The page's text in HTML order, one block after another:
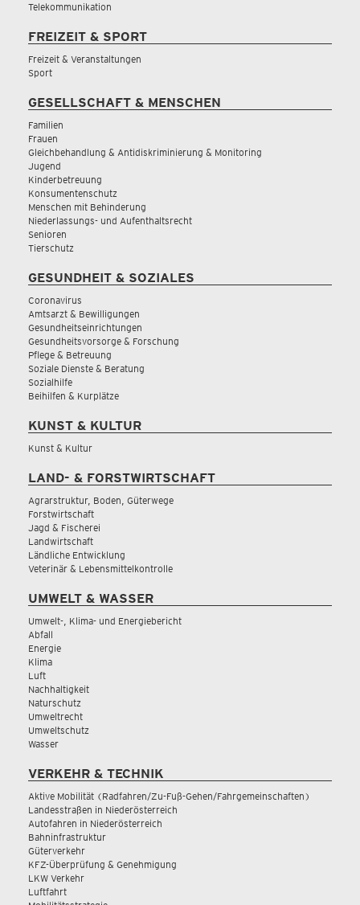
Telekommunikation
FREIZEIT & SPORT
Freizeit & Veranstaltungen
Sport
GESELLSCHAFT & MENSCHEN
Familien
Frauen
Gleichbehandlung & Antidiskriminierung & Monitoring
Jugend
Kinderbetreuung
Konsumentenschutz
Menschen mit Behinderung
Niederlassungs- und Aufenthaltsrecht
Senioren
Tierschutz
GESUNDHEIT & SOZIALES
Coronavirus
Amtsarzt & Bewilligungen
Gesundheitseinrichtungen
Gesundheitsvorsorge & Forschung
Pflege & Betreuung
Soziale Dienste & Beratung
Sozialhilfe
Beihilfen & Kurplätze
KUNST & KULTUR
Kunst & Kultur
LAND- & FORSTWIRTSCHAFT
Agrarstruktur, Boden, Güterwege
Forstwirtschaft
Jagd & Fischerei
Landwirtschaft
Ländliche Entwicklung
Veterinär & Lebensmittelkontrolle
UMWELT & WASSER
Umwelt-, Klima- und Energiebericht
Abfall
Energie
Klima
Luft
Nachhaltigkeit
Naturschutz
Umweltrecht
Umweltschutz
Wasser
VERKEHR & TECHNIK
Aktive Mobilität (Radfahren/Zu-Fuß-Gehen/Fahrgemeinschaften)
Landesstraßen in Niederösterreich
Autofahren in Niederösterreich
Bahninfrastruktur
Güterverkehr
KFZ-Überprüfung & Genehmigung
LKW Verkehr
Luftfahrt